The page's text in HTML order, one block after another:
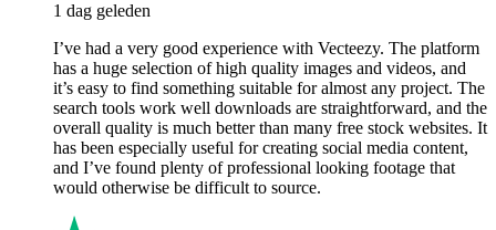
1 dag geleden
I’ve had a very good experience with Vecteezy. The platform
has a huge selection of high quality images and videos, and
it’s easy to find something suitable for almost any project. The
search tools work well downloads are straightforward, and the
overall quality is much better than many free stock websites. It
has been especially useful for creating social media content,
and I’ve found plenty of professional looking footage that
would otherwise be difficult to source.